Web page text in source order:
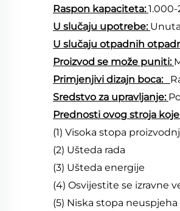
Raspon kapaciteta:
U slučaju upotrebe:
U slučaju otpadnih
Proizvod se može puniti:
Primjenjivi dizajn boca:
Sredstvo za upravljanje:
Prednosti ovog stroja
(1) Visoka stopa
(2) Ušteda rada
(3) Ušteda energije
(4) Osvijestite se izravne
(5) Niska stopa neuspjeha